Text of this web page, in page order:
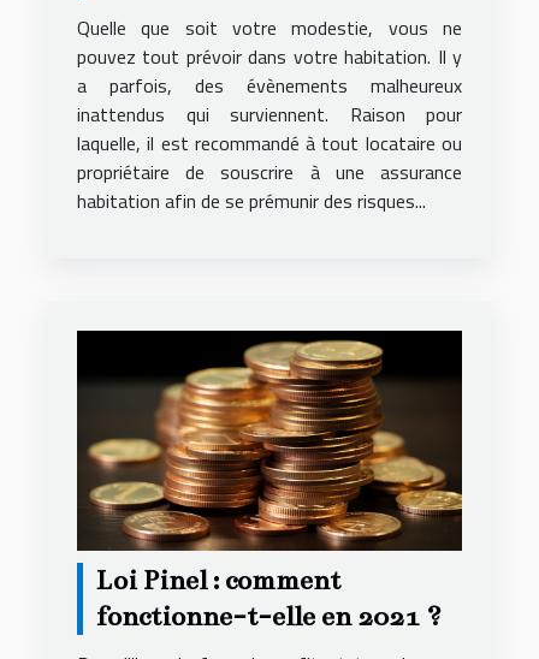
Quelle que soit votre modestie, vous ne
pouvez tout prévoir dans votre habitation. Il y
a parfois, des évènements malheureux
inattendus qui surviennent. Raison pour
laquelle, il est recommandé à tout locataire ou
propriétaire de souscrire à une assurance
habitation afin de se prémunir des risques...
Loi Pinel : comment
fonctionne-t-elle en 2021 ?